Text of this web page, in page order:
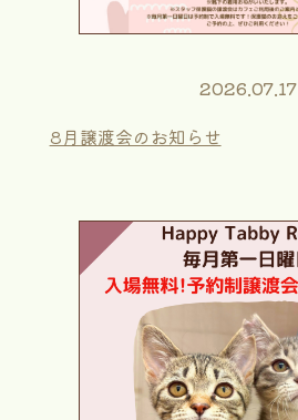
2026.07.17
8月譲渡会のお知らせ